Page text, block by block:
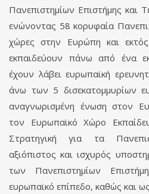
Πανεπιστημίων Επιστήμης και
ενώνοντας 58 κορυφαία
χώρες στην Ευρώπη και
εκπαιδεύουν πάνω από ένα
έχουν λάβει ευρωπαϊκή
άνω των 5 δισεκατομμυρίων
αναγνωρισμένη ένωση στον
τον Ευρωπαϊκό Χώρο
Στρατηγική για τα
αξιόπιστος και ισχυρός
των Πανεπιστημίων
ευρωπαϊκό επίπεδο, καθώς και